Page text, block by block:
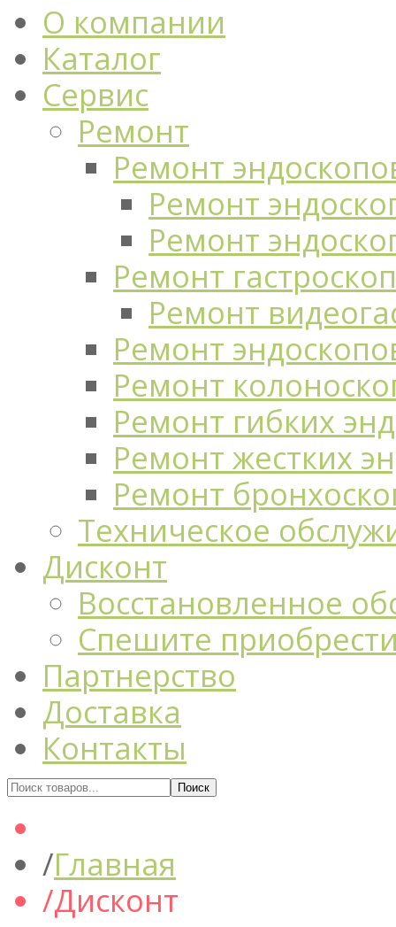
О компании
Каталог
Сервис
Ремонт
Ремонт
Ремонт
Ремонт
Ремонт
Ремонт
Ремонт
Ремонт
Ремонт гибких
Ремонт жестких
Ремонт
Техническое
Дисконт
Восстановленное
Спешите
Партнерство
Доставка
Контакты
Главная
Дисконт